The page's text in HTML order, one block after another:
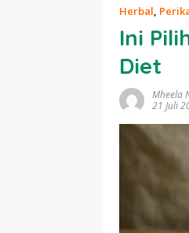
Herbal,
Ini
Diet
Mheela
21 Juli